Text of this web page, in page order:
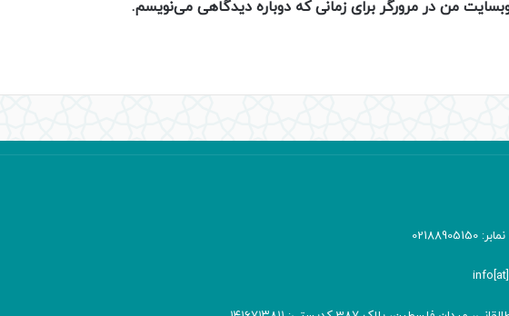
من در مرورگر برای زمانی که دوباره دیدگاهی می‌نویسم.